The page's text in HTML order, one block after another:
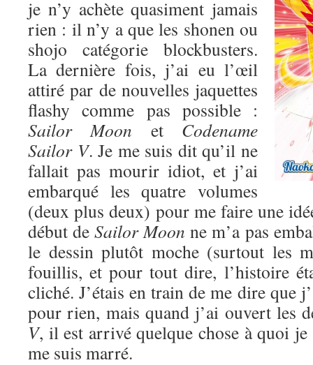
je n’y achète quasiment jamais
rien : il n’y a que les shonen ou
shojo catégorie blockbusters.
La dernière fois, j’ai eu l’œil
attiré par de nouvelles jaquettes
flashy comme pas possible :
Sailor Moon et Codename
Sailor V. Je me suis dit qu’il ne
fallait pas mourir idiot, et j’ai
embarqué les quatre volumes
(deux plus deux) pour me faire une
début deSailor Moon ne m’a pas
le dessin plutôt moche (surtout les
fouillis, et pour tout dire, l’histoire
cliché. J’étais en train de me dire que
pour rien, mais quand j’ai ouvert les
V, il est arrivé quelque chose à quoi je
me suis marré.